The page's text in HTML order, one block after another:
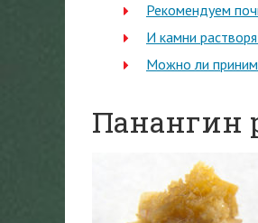
Рекомендуем
И камни
Можно ли
Панангин